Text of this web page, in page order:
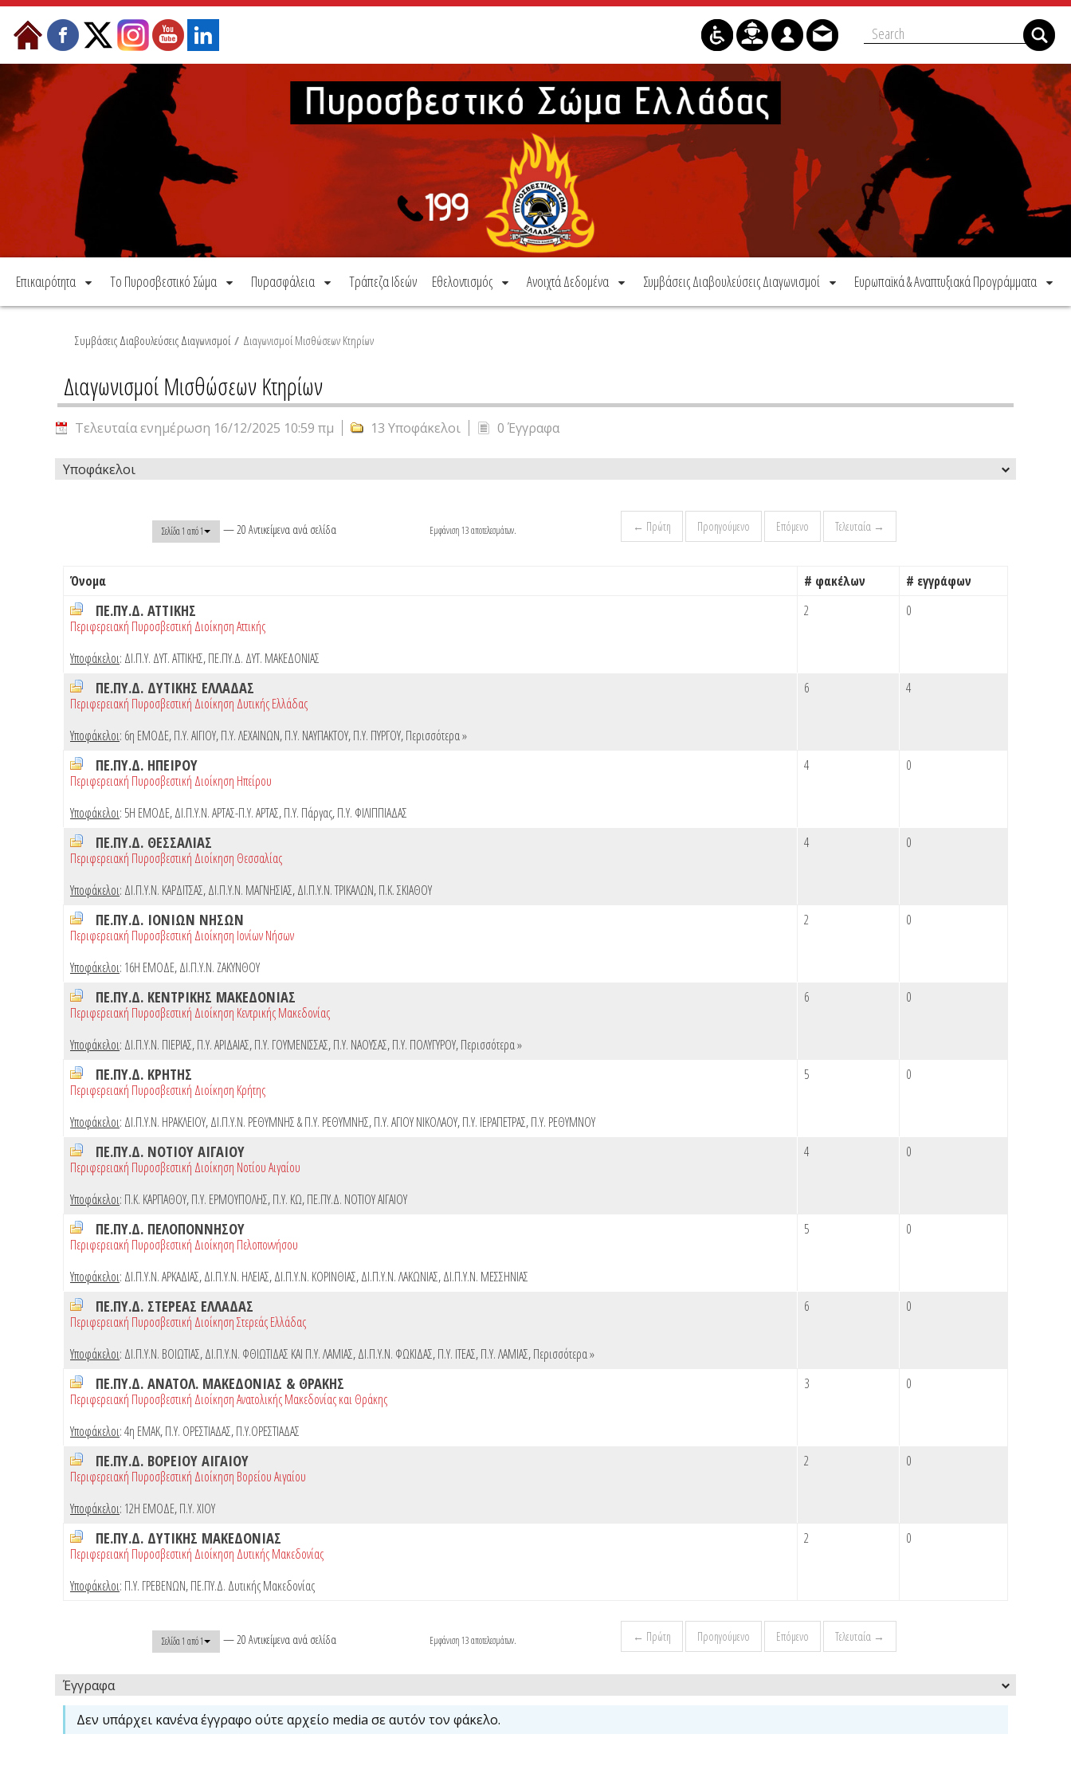
Μετάβαση στο περιεχόμενο
Επικαιρότητα Το Πυροσβεστικό Σώμα Πυρασφάλεια Τράπεζα Ιδεών Εθελοντισμός Ανοιχτά Δεδομένα Συμβάσεις Διαβουλεύσεις Διαγωνισμοί Ευρωπαϊκά & Αναπτυξιακά Προγράμματα
Συμβάσεις Διαβουλεύσεις Διαγωνισμοί / Διαγωνισμοί Μισθώσεων Κτηρίων
Διαγωνισμοί Μισθώσεων Κτηρίων
Τελευταία ενημέρωση 16/12/2025 10:59 πμ 13 Υποφάκελοι 0 Έγγραφα
Υποφάκελοι
Σελίδα 1 από 1 — 20 Αντικείμενα ανά σελίδα Εμφάνιση 13 αποτελεσμάτων. ← Πρώτη Προηγούμενο Επόμενο Τελευταία →
Όνομα # φακέλων # εγγράφων
ΠΕ.ΠΥ.Δ. ΑΤΤΙΚΗΣ
Περιφερειακή Πυροσβεστική Διοίκηση Αττικής
Υποφάκελοι: ΔΙ.Π.Υ. ΔΥΤ. ΑΤΤΙΚΗΣ,ΠΕ.ΠΥ.Δ. ΔΥΤ. ΜΑΚΕΔΟΝΙΑΣ
2 0
ΠΕ.ΠΥ.Δ. ΔΥΤΙΚΗΣ ΕΛΛΑΔΑΣ
Περιφερειακή Πυροσβεστική Διοίκηση Δυτικής Ελλάδας
Υποφάκελοι: 6η ΕΜΟΔΕ,Π.Υ. ΑΙΓΙΟΥ,Π.Υ. ΛΕΧΑΙΝΩΝ,Π.Υ. ΝΑΥΠΑΚΤΟΥ,Π.Υ. ΠΥΡΓΟΥ,Περισσότερα »
6 4
ΠΕ.ΠΥ.Δ. ΗΠΕΙΡΟΥ
Περιφερειακή Πυροσβεστική Διοίκηση Ηπείρου
Υποφάκελοι: 5Η ΕΜΟΔΕ,ΔΙ.Π.Υ.Ν. ΑΡΤΑΣ-Π.Υ. ΑΡΤΑΣ,Π.Υ. Πάργας,Π.Υ. ΦΙΛΙΠΠΙΑΔΑΣ
4 0
ΠΕ.ΠΥ.Δ. ΘΕΣΣΑΛΙΑΣ
Περιφερειακή Πυροσβεστική Διοίκηση Θεσσαλίας
Υποφάκελοι: ΔΙ.Π.Υ.Ν. ΚΑΡΔΙΤΣΑΣ,ΔΙ.Π.Υ.Ν. ΜΑΓΝΗΣΙΑΣ,ΔΙ.Π.Υ.Ν. ΤΡΙΚΑΛΩΝ,Π.Κ. ΣΚΙΑΘΟΥ
4 0
ΠΕ.ΠΥ.Δ. ΙΟΝΙΩΝ ΝΗΣΩΝ
Περιφερειακή Πυροσβεστική Διοίκηση Ιονίων Νήσων
Υποφάκελοι: 16Η ΕΜΟΔΕ,ΔΙ.Π.Υ.Ν. ΖΑΚΥΝΘΟΥ
2 0
ΠΕ.ΠΥ.Δ. ΚΕΝΤΡΙΚΗΣ ΜΑΚΕΔΟΝΙΑΣ
Περιφερειακή Πυροσβεστική Διοίκηση Κεντρικής Μακεδονίας
Υποφάκελοι: ΔΙ.Π.Υ.Ν. ΠΙΕΡΙΑΣ,Π.Υ. ΑΡΙΔΑΙΑΣ,Π.Υ. ΓΟΥΜΕΝΙΣΣΑΣ,Π.Υ. ΝΑΟΥΣΑΣ,Π.Υ. ΠΟΛΥΓΥΡΟΥ,Περισσότερα »
6 0
ΠΕ.ΠΥ.Δ. ΚΡΗΤΗΣ
Περιφερειακή Πυροσβεστική Διοίκηση Κρήτης
Υποφάκελοι: ΔΙ.Π.Υ.Ν. ΗΡΑΚΛΕΙΟΥ,ΔΙ.Π.Υ.Ν. ΡΕΘΥΜΝΗΣ & Π.Υ. ΡΕΘΥΜΝΗΣ,Π.Υ. ΑΓΙΟΥ ΝΙΚΟΛΑΟΥ,Π.Υ. ΙΕΡΑΠΕΤΡΑΣ,Π.Υ. ΡΕΘΥΜΝΟΥ
5 0
ΠΕ.ΠΥ.Δ. ΝΟΤΙΟΥ ΑΙΓΑΙΟΥ
Περιφερειακή Πυροσβεστική Διοίκηση Νοτίου Αιγαίου
Υποφάκελοι: Π.Κ. ΚΑΡΠΑΘΟΥ,Π.Υ. ΕΡΜΟΥΠΟΛΗΣ,Π.Υ. ΚΩ,ΠΕ.ΠΥ.Δ. ΝΟΤΙΟΥ ΑΙΓΑΙΟΥ
4 0
ΠΕ.ΠΥ.Δ. ΠΕΛΟΠΟΝΝΗΣΟΥ
Περιφερειακή Πυροσβεστική Διοίκηση Πελοποννήσου
Υποφάκελοι: ΔΙ.Π.Υ.Ν. ΑΡΚΑΔΙΑΣ,ΔΙ.Π.Υ.Ν. ΗΛΕΙΑΣ,ΔΙ.Π.Υ.Ν. ΚΟΡΙΝΘΙΑΣ,ΔΙ.Π.Υ.Ν. ΛΑΚΩΝΙΑΣ,ΔΙ.Π.Υ.Ν. ΜΕΣΣΗΝΙΑΣ
5 0
ΠΕ.ΠΥ.Δ. ΣΤΕΡΕΑΣ ΕΛΛΑΔΑΣ
Περιφερειακή Πυροσβεστική Διοίκηση Στερεάς Ελλάδας
Υποφάκελοι: ΔΙ.Π.Υ.Ν. ΒΟΙΩΤΙΑΣ,ΔΙ.Π.Υ.Ν. ΦΘΙΩΤΙΔΑΣ ΚΑΙ Π.Υ. ΛΑΜΙΑΣ,ΔΙ.Π.Υ.Ν. ΦΩΚΙΔΑΣ,Π.Υ. ΙΤΕΑΣ,Π.Υ. ΛΑΜΙΑΣ,Περισσότερα »
6 0
ΠΕ.ΠΥ.Δ. ΑΝΑΤΟΛ. ΜΑΚΕΔΟΝΙΑΣ & ΘΡΑΚΗΣ
Περιφερειακή Πυροσβεστική Διοίκηση Ανατολικής Μακεδονίας και Θράκης
Υποφάκελοι:4η ΕΜΑΚ,Π.Υ. ΟΡΕΣΤΙΑΔΑΣ,Π.Υ.ΟΡΕΣΤΙΑΔΑΣ
3 0
ΠΕ.ΠΥ.Δ. ΒΟΡΕΙΟΥ ΑΙΓΑΙΟΥ
Περιφερειακή Πυροσβεστική Διοίκηση Βορείου Αιγαίου
Υποφάκελοι: 12Η ΕΜΟΔΕ,Π.Υ. ΧΙΟΥ
2 0
ΠΕ.ΠΥ.Δ. ΔΥΤΙΚΗΣ ΜΑΚΕΔΟΝΙΑΣ
Περιφερειακή Πυροσβεστική Διοίκηση Δυτικής Μακεδονίας
Υποφάκελοι: Π.Υ. ΓΡΕΒΕΝΩΝ,ΠΕ.ΠΥ.Δ. Δυτικής Μακεδονίας
2 0
Σελίδα 1 από 1 — 20 Αντικείμενα ανά σελίδα Εμφάνιση 13 αποτελεσμάτων. ← Πρώτη Προηγούμενο Επόμενο Τελευταία →
Έγγραφα
Δεν υπάρχει κανένα έγγραφο ούτε αρχείο media σε αυτόν τον φάκελο.